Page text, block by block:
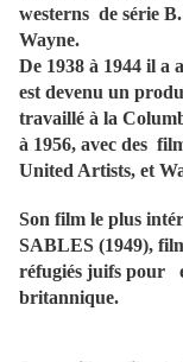
westerns de série
Wayne.
De 1938 à 1944 il a
est devenu un
travaillé à la
à 1956, avec des
United Artists, et
Son film le plus
SABLES (1949),
réfugiés juifs pour
britannique.